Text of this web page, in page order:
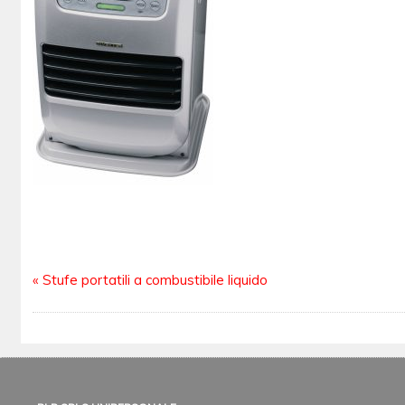
« Stufe portatili a combustibile liquido